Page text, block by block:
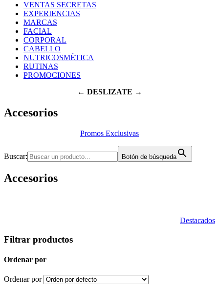
VENTAS SECRETAS
EXPERIENCIAS
MARCAS
FACIAL
CORPORAL
CABELLO
NUTRICOSMÉTICA
RUTINAS
PROMOCIONES
← DESLIZATE →
Accesorios
Promos Exclusivas
Buscar: Botón de búsqueda
Accesorios
Destacados
Filtrar productos
Ordenar por
Ordenar por